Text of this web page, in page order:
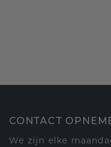
CONTACT
We zijn elke